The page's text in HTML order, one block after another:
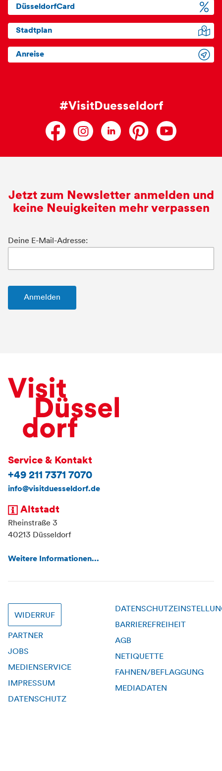
DüsseldorfCard
Stadtplan
Anreise
#VisitDuesseldorf
Jetzt zum Newsletter anmelden und
keine Neuigkeiten mehr verpassen
Deine E-Mail-Adresse:
Service & Kontakt
+49 211 7371 7070
info@visitduesseldorf.de
Altstadt
Rheinstraße 3
40213 Düsseldorf
Weitere Informationen...
WIDERRUF
PARTNER
JOBS
MEDIENSERVICE
IMPRESSUM
DATENSCHUTZ
BARRIEREFREIHEIT
AGB
NETIQUETTE
FAHNEN/BEFLAGGUNG
MEDIADATEN